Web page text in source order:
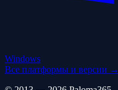
Windows
Все платформы и версии →